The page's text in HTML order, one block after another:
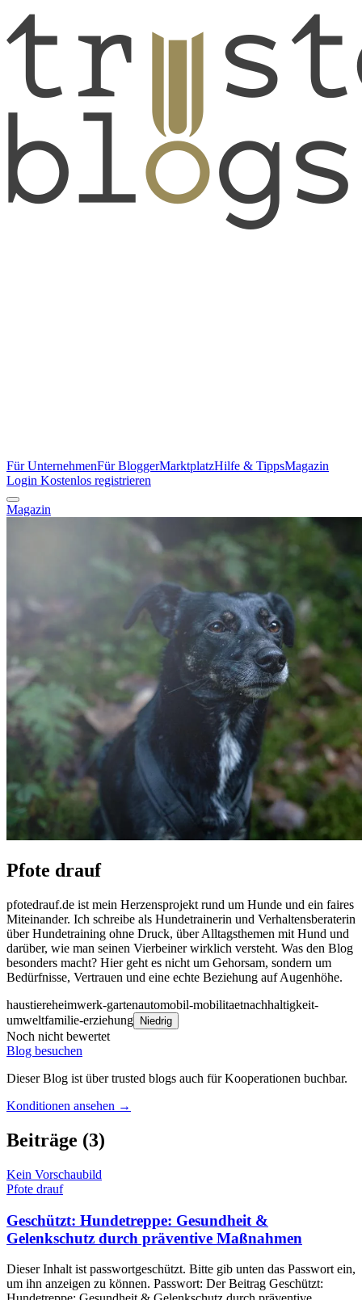
Für UnternehmenFür BloggerMarktplatzHilfe & TippsMagazin
Login Kostenlos registrieren
Magazin
Pfote drauf
pfotedrauf.de ist mein Herzensprojekt rund um Hunde und ein faires
Miteinander. Ich schreibe als Hundetrainerin und Verhaltensberaterin
über Hundetraining ohne Druck, über Alltagsthemen mit Hund und
darüber, wie man seinen Vierbeiner wirklich versteht. Was den Blog
besonders macht? Hier geht es nicht um Gehorsam, sondern um
Bedürfnisse, Vertrauen und eine echte Beziehung auf Augenhöhe.
haustiereheimwerk-gartenautomobil-mobilitaetnachhaltigkeit-
umweltfamilie-erziehung Niedrig
Noch nicht bewertet
Blog besuchen
Dieser Blog ist über trusted blogs auch für Kooperationen buchbar.
Konditionen ansehen →
Beiträge (3)
Kein Vorschaubild
Pfote drauf
Geschützt: Hundetreppe: Gesundheit &
Gelenkschutz durch präventive Maßnahmen
Dieser Inhalt ist passwortgeschützt. Bitte gib unten das Passwort ein,
um ihn anzeigen zu können. Passwort: Der Beitrag Geschützt: